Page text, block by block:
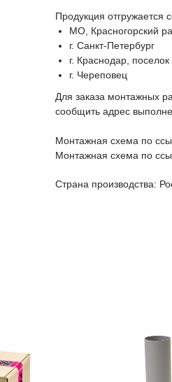
Продукция отгружается
МО, Красногорский
г. Санкт-Петербург
г. Краснодар,
г. Череповец
Для заказа монтажных
сообщить адрес
Монтажная схема по
Монтажная схема по
Страна производства: